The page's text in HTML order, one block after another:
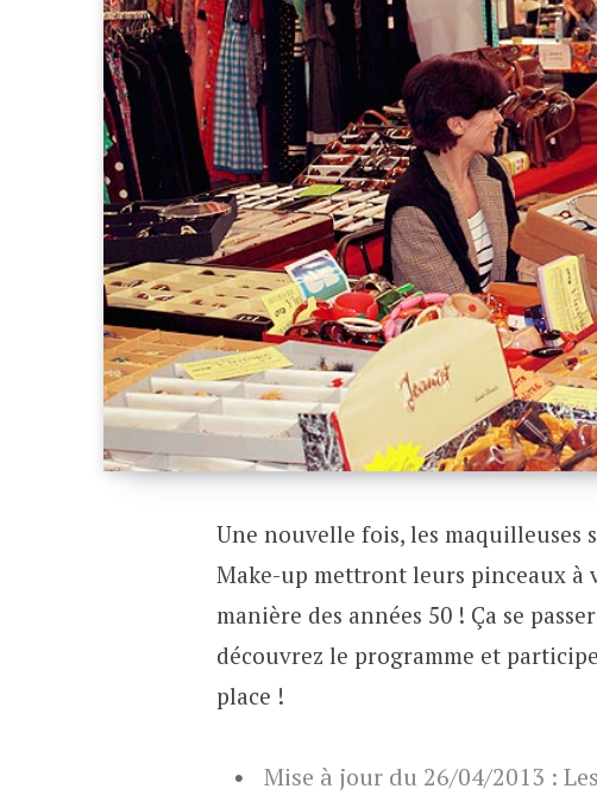
Une nouvelle fois, les maquilleuses
Make-up mettront leurs pinceaux à
manière des années 50 ! Ça se
découvrez le programme et
place !
Mise à jour du 26/04/2013 :